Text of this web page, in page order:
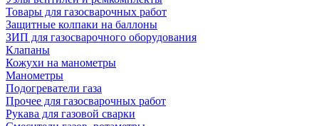
Товары для газосварочных работ
Защитные колпаки на баллоны
ЗИП для газосварочного оборудования
Клапаны
Кожухи на манометры
Манометры
Подогреватели газа
Прочее для газосварочных работ
Рукава для газовой сварки